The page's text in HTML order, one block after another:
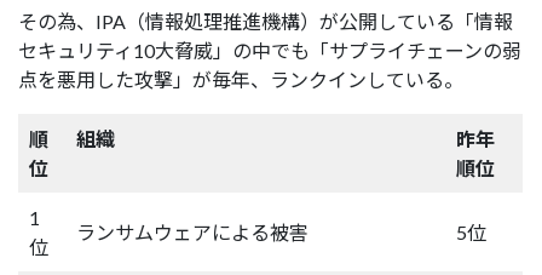
その為、IPA（情報処理推進機構）が公開している「情報
セキュリティ10大脅威」の中でも「サプライチェーンの弱
点を悪用した攻撃」が毎年、ランクインしている。
順
位
組織
昨年
順位
1
位
ランサムウェアによる被害 5位